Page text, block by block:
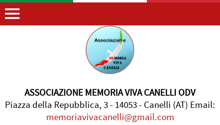
ASSOCIAZIONE MEMORIA VIVA CANELLI ODV
Piazza della Repubblica, 3 - 14053 - Canelli (AT) Email:
memoriavivacanelli@gmail.com